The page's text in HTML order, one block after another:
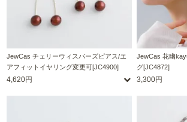
JewCas チェリーウィスパーズピアス/エ
アフィットイヤリング変更可[JC4900]
4,620円
JewCas 花幽
グ[JC4872]
3,300円